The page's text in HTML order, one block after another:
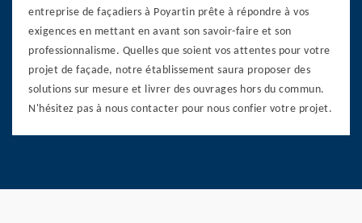
entreprise de façadiers à Poyartin prête à répondre à vos
exigences en mettant en avant son savoir-faire et son
professionnalisme. Quelles que soient vos attentes pour votre
projet de façade, notre établissement saura proposer des
solutions sur mesure et livrer des ouvrages hors du commun.
N'hésitez pas à nous contacter pour nous confier votre projet.